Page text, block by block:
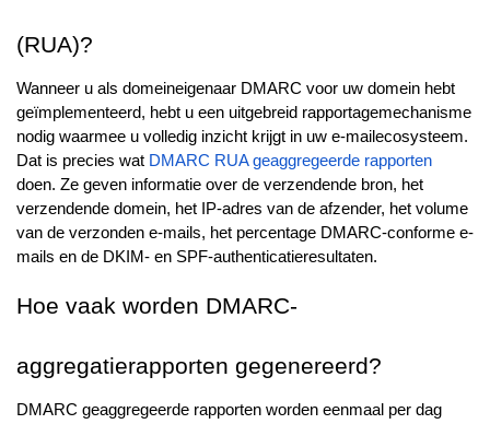
(RUA)?
Wanneer u als domeineigenaar DMARC voor uw domein hebt
geïmplementeerd, hebt u een uitgebreid rapportagemechanisme
nodig waarmee u volledig inzicht krijgt in uw e-mailecosysteem.
Dat is precies wat DMARC RUA geaggregeerde rapporten
doen. Ze geven informatie over de verzendende bron, het
verzendende domein, het IP-adres van de afzender, het volume
van de verzonden e-mails, het percentage DMARC-conforme e-
mails en de DKIM- en SPF-authenticatieresultaten.
Hoe vaak worden DMARC-
aggregatierapporten gegenereerd?
DMARC geaggregeerde rapporten worden eenmaal per dag